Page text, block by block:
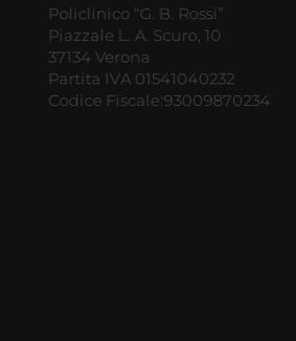
Policlinico “G. B. Rossi”
Piazzale L. A. Scuro, 10
37134 Verona
Partita IVA 01541040232
Codice Fiscale:93009870234